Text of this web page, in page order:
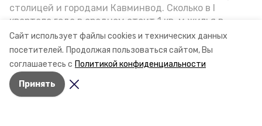
Сайт использует файлы cookies и технических данных
посетителей. Продолжая пользоваться сайтом, Вы
соглашаетесь с Политикой конфиденциальности
Принять
столицей и городами Кавминвод. Сколько в I
квартале года в среднем стоит 1 кв. м жилья в
городах и округах региона, как изменился спрос на
первичку и вторичку, какова себестоимость
стройки собственного жилья в этом году и какие
прогнозы о стоимости квадратных метров дают
эксперты, выясняла корреспондент «Победы26».